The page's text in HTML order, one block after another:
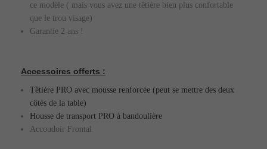
ce modèle ( mais vous avez une têtière bien plus confortable
que le trou visage)
Garantie 2 ans !
Accessoires offerts :
Têtière PRO avec mousse renforcée (peut se mettre des deux
côtés de la table)
Housse de transport PRO à bandoulière
Accoudoir Frontal